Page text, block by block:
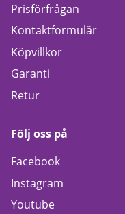
Prisförfrågan
Kontaktformulär
Köpvillkor
Garanti
Retur
Följ oss på
Facebook
Instagram
Youtube